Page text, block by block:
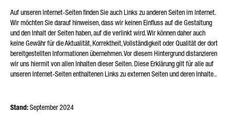
Auf unseren Internet-Seiten finden Sie auch Links zu anderen Seiten im Internet.
Wir möchten Sie darauf hinweisen, dass wir keinen Einfluss auf die Gestaltung
und den Inhalt der Seiten haben, auf die verlinkt wird. Wir können daher auch
keine Gewähr für die Aktualität, Korrektheit, Vollständigkeit oder Qualität der dort
bereitgestellten Informationen übernehmen. Vor diesem Hintergrund distanzieren
wir uns hiermit von allen Inhalten dieser Seiten. Diese Erklärung gilt für alle auf
unseren Internet-Seiten enthaltenen Links zu externen Seiten und deren Inhalte..
Stand:September 2024